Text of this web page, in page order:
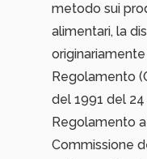
metodo sui
alimentari, la
Regolamento
del 1991 del
Regolamento
Commissione